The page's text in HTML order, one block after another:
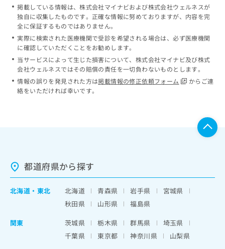
掲載している情報は、株式会社マイナビおよび株式会社ウェルネスが
独自に収集したものです。正確な情報に努めておりますが、内容を完
全に保証するものではありません。
実際に検索された医療機関で受診を希望される場合は、必ず医療機関
に確認していただくことをお勧めします。
当サービスによって生じた損害について、株式会社マイナビ及び株式
会社ウェルネスではその賠償の責任を一切負わないものとします。
情報の誤りを発見された方は掲載情報の修正依頼フォーム
からご連
絡をいただければ幸いです。
都道府県から探す
北海道 ・ 東北 北海道 青森県 岩手県
宮城県
秋田県
山形県
福島県
関東
茨城県 栃木県 群馬県
埼玉県
千葉県
東京都 神奈川県
山梨県